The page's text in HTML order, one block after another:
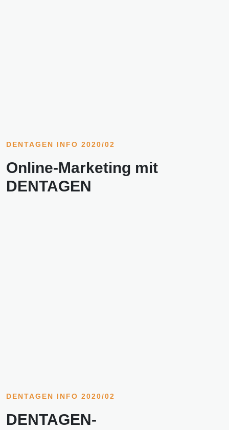
DENTAGEN INFO 2020/02
Online-Marketing mit
DENTAGEN
DENTAGEN INFO 2020/02
DENTAGEN-